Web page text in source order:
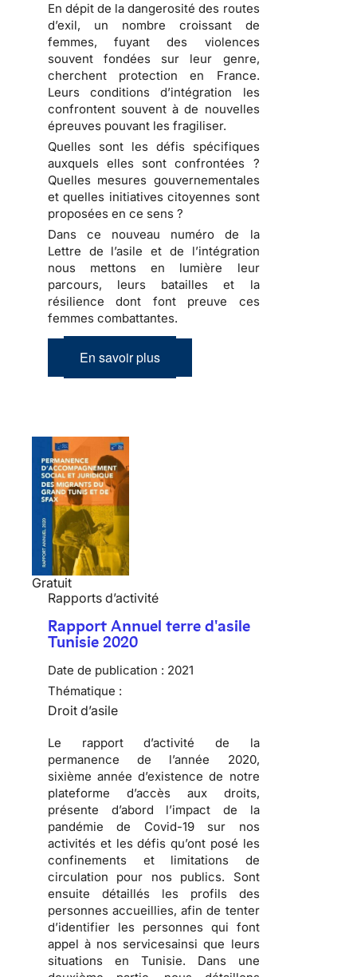
En dépit de la dangerosité des routes
d’exil, un nombre croissant de
femmes, fuyant des violences
souvent fondées sur leur genre,
cherchent protection en France.
Leurs conditions d’intégration les
confrontent souvent à de nouvelles
épreuves pouvant les fragiliser.
Quelles sont les défis spécifiques
auxquels elles sont confrontées ?
Quelles mesures gouvernementales
et quelles initiatives citoyennes sont
proposées en ce sens ?
Dans ce nouveau numéro de la
Lettre de l’asile et de l’intégration
nous mettons en lumière leur
parcours, leurs batailles et la
résilience dont font preuve ces
femmes combattantes.
En savoir plus
Gratuit
Rapports d’activité
Rapport Annuel terre d'asile
Tunisie 2020
Date de publication : 2021
Thématique :
Droit d’asile
Le rapport d’activité de la
permanence de l’année 2020,
sixième année d’existence de notre
plateforme d’accès aux droits,
présente d’abord l’impact de la
pandémie de Covid-19 sur nos
activités et les défis qu’ont posé les
confinements et limitations de
circulation pour nos publics. Sont
ensuite détaillés les profils des
personnes accueillies, afin de tenter
d’identifier les personnes qui font
appel à nos servicesainsi que leurs
situations en Tunisie. Dans une